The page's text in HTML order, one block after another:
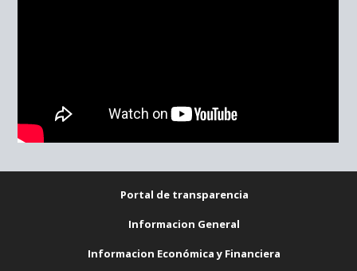
Portal de transparencia
Informacion General
Informacion Económica y Financiera